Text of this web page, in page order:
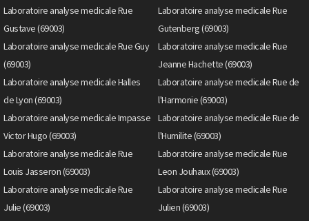
Laboratoire analyse medicale Rue
Gustave (69003)
Laboratoire analyse medicale Rue
Gutenberg (69003)
Laboratoire analyse medicale Rue Guy
(69003)
Laboratoire analyse medicale Rue
Jeanne Hachette (69003)
Laboratoire analyse medicale Halles
de Lyon (69003)
Laboratoire analyse medicale Rue de
l'Harmonie (69003)
Laboratoire analyse medicale Impasse
Victor Hugo (69003)
Laboratoire analyse medicale Rue de
l'Humilite (69003)
Laboratoire analyse medicale Rue
Louis Jasseron (69003)
Laboratoire analyse medicale Rue
Leon Jouhaux (69003)
Laboratoire analyse medicale Rue
Julie (69003)
Laboratoire analyse medicale Rue
Julien (69003)